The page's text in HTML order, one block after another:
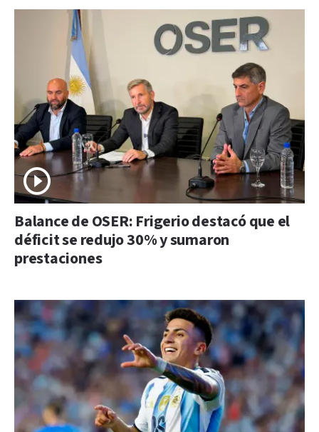
Balance de OSER: Frigerio destacó que el
déficit se redujo 30% y sumaron
prestaciones